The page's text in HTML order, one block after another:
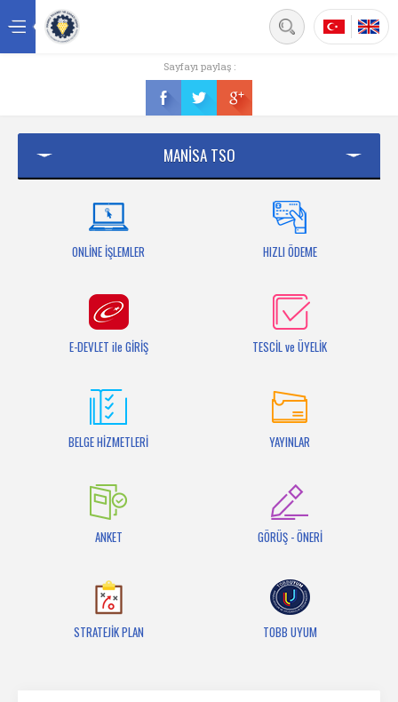
Üyelik
Bilgi Bankası
Sayfayı paylaş :
MANİSA TSO
ONLİNE İŞLEMLER HIZLI ÖDEME
E-DEVLET ile GİRİŞ TESCİL ve ÜYELİK
BELGE HİZMETLERİ YAYINLAR
ANKET GÖRÜŞ - ÖNERİ
STRATEJİK PLAN TOBB UYUM